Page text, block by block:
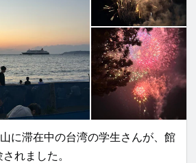
うな雰囲気を盛り上げていて、カラ
何でも食べたくなりました。特に
て、つい一箱買って味わいまし
親切で、言葉が通じなくても温か
温まりました。歩きながら自然に
しい味もあって、この夜は一層忘
なりました。
に滞在中の台湾の学生さんが、館
れました。